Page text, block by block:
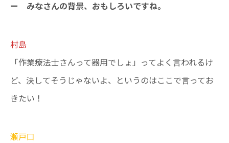
ー みなさんの背景、おもしろいですね。
村島
「作業療法士さんって器用でしょ」ってよく言われるけ
ど、決してそうじゃないよ、というのはここで言ってお
きたい！
瀬戸口